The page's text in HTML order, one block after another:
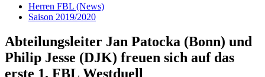
Herren FBL (News)
Saison 2019/2020
Abteilungsleiter Jan Patocka (Bonn) und
Philip Jesse (DJK) freuen sich auf das
erste 1. FBL Westduell